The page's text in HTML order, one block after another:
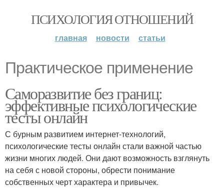
ПСИХОЛОГИЯ ОТНОШЕНИЙ
главная новости статьи
Практическое применение
Саморазвитие без границ:
эффективные психологические
тесты онлайн
С бурным развитием интернет-технологий,
психологические тесты онлайн стали важной частью
жизни многих людей. Они дают возможность взглянуть
на себя с новой стороны, обрести понимание
собственных черт характера и привычек.